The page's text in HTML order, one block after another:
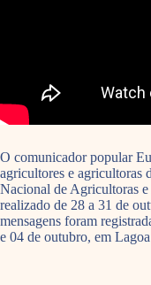
O comunicador popular
agricultores e agricultoras
Nacional de Agricultoras
realizado de 28 a 31 de
mensagens foram
e 04 de outubro, em